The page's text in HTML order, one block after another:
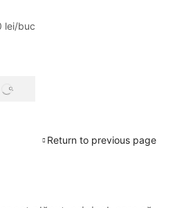
lei
Return to previous page